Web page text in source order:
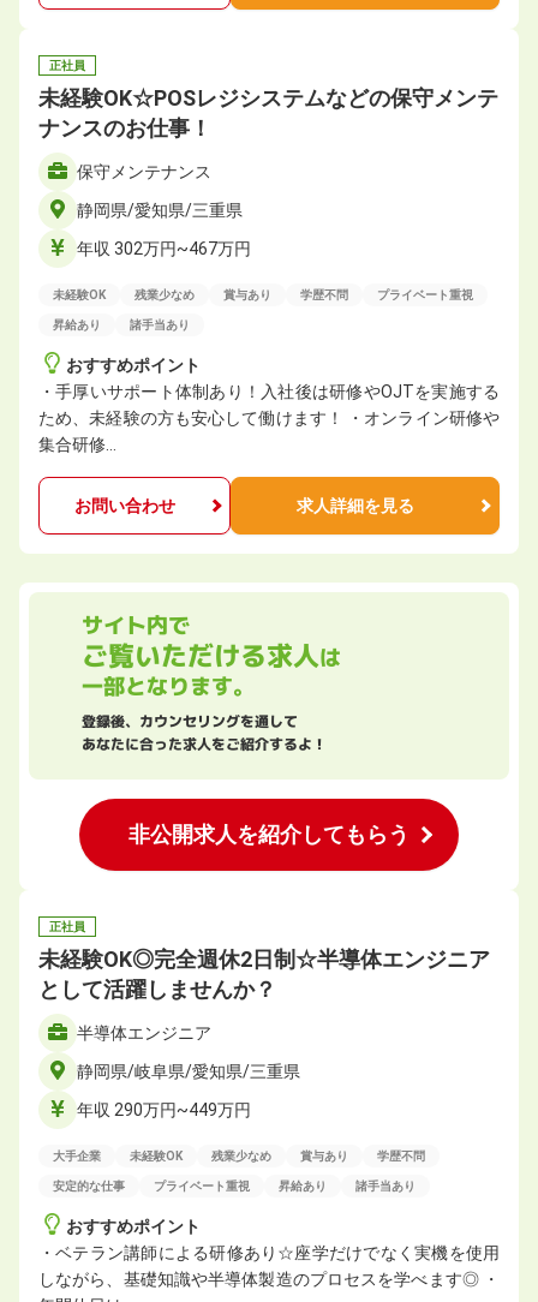
正社員
未経験OK☆POSレジシステムなどの保守メンテ
ナンスのお仕事！
保守メンテナンス
静岡県/愛知県/三重県
年収 302万円~467万円
未経験OK 残業少なめ 賞与あり 学歴不問 プライベート重視
昇給あり 諸手当あり
おすすめポイント
・手厚いサポート体制あり！入社後は研修やOJTを実施する
ため、未経験の方も安心して働けます！ ・オンライン研修や
集合研修…
お問い合わせ 求人詳細を見る
サイト内で
ご覧いただける求人は
一部となります。
登録後、カウンセリングを通して
あなたに合った求人をご紹介するよ！
非公開求人を紹介してもらう
正社員
未経験OK◎完全週休2日制☆半導体エンジニア
として活躍しませんか？
半導体エンジニア
静岡県/岐阜県/愛知県/三重県
年収 290万円~449万円
大手企業 未経験OK 残業少なめ 賞与あり 学歴不問
安定的な仕事 プライベート重視 昇給あり 諸手当あり
おすすめポイント
・ベテラン講師による研修あり☆座学だけでなく実機を使用
しながら、基礎知識や半導体製造のプロセスを学べます◎ ・